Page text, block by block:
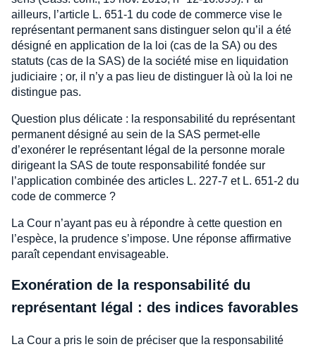
ailleurs, l’article L. 651-1 du code de commerce vise le
représentant permanent sans distinguer selon qu’il a été
désigné en application de la loi (cas de la SA) ou des
statuts (cas de la SAS) de la société mise en liquidation
judiciaire ; or, il n’y a pas lieu de distinguer là où la loi ne
distingue pas.
Question plus délicate : la responsabilité du représentant
permanent désigné au sein de la SAS permet-elle
d’exonérer le représentant légal de la personne morale
dirigeant la SAS de toute responsabilité fondée sur
l’application combinée des articles L. 227-7 et L. 651-2 du
code de commerce ?
La Cour n’ayant pas eu à répondre à cette question en
l’espèce, la prudence s’impose. Une réponse affirmative
paraît cependant envisageable.
Exonération de la responsabilité du
représentant légal : des indices favorables
La Cour a pris le soin de préciser que la responsabilité